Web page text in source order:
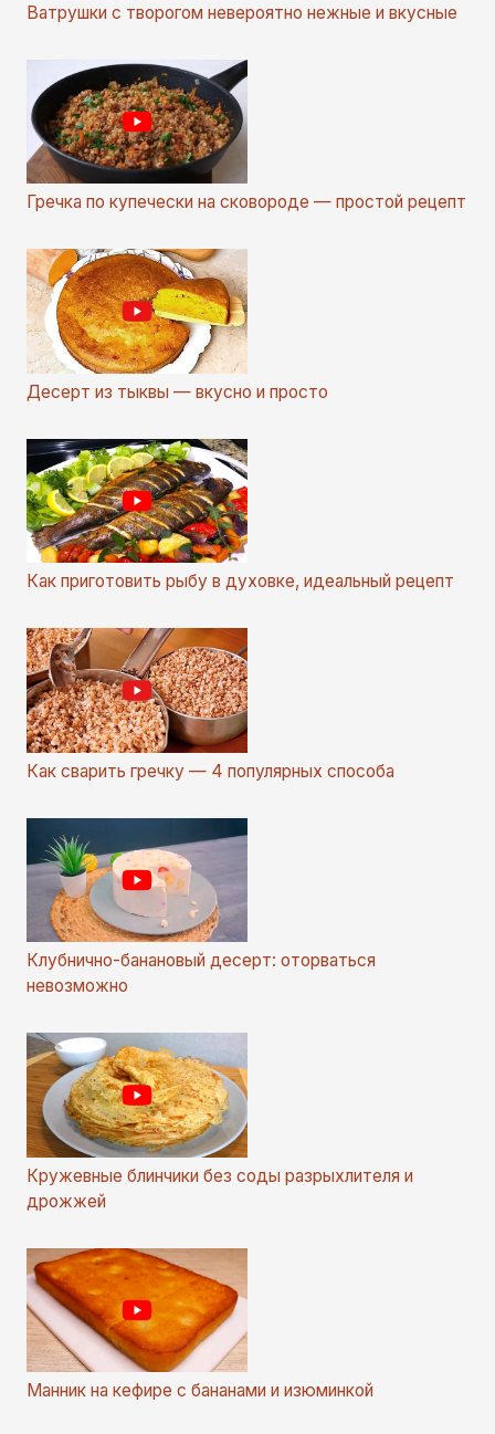
Ватрушки с творогом невероятно нежные и вкусные
Гречка по купечески на сковороде — простой рецепт
Десерт из тыквы — вкусно и просто
Как приготовить рыбу в духовке, идеальный рецепт
Как сварить гречку — 4 популярных способа
Клубнично-банановый десерт: оторваться
невозможно
Кружевные блинчики без соды разрыхлителя и
дрожжей
Манник на кефире с бананами и изюминкой